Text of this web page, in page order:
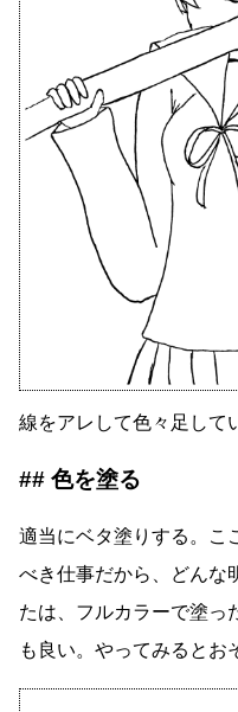
線をアレして色々足して
色を塗る
適当にベタ塗りする。こ
べき仕事だから、どんな
たは、フルカラーで塗っ
も良い。やってみるとお